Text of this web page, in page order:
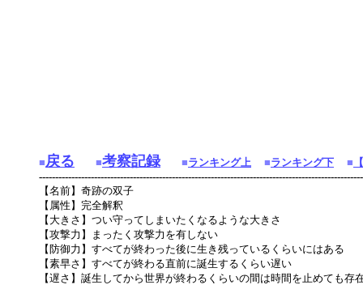
■戻る ■考察記録■ランキング上 ■ランキング下 ■
【名前】奇跡の双子
【属性】完全解釈
【大きさ】つい守ってしまいたくなるような大きさ
【攻撃力】まったく攻撃力を有しない
【防御力】すべてが終わった後に生き残っているくらいにはある
【素早さ】すべてが終わる直前に誕生するくらい遅い
【遅さ】誕生してから世界が終わるくらいの間は時間を止めても存